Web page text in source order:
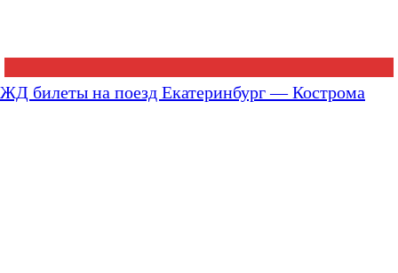
ЖД билеты на поезд Екатеринбург — Кострома